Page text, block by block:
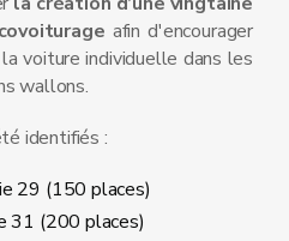
afin d'encourager
voiture individuelle dans les
wallons.
identifiés :
29 (150 places)
31 (200 places)